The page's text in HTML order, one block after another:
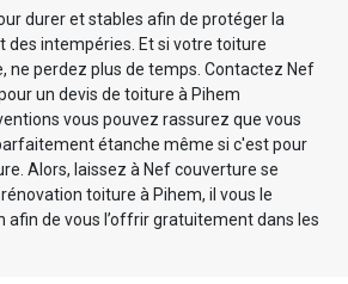
durer et stables afin de protéger la
des intempéries. Et si votre toiture
ne perdez plus de temps. Contactez Nef
un devis de toiture à Pihem
vous pouvez rassurez que vous
étanche même si c'est pour
Alors, laissez à Nef couverture se
toiture à Pihem, il vous le
afin de vous l’offrir gratuitement dans les